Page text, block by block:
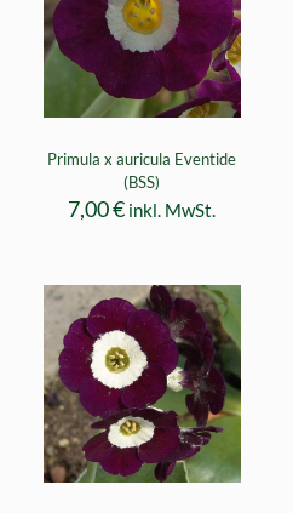
Primula x auricula Eventide
(BSS)
7,00€ inkl. MwSt.